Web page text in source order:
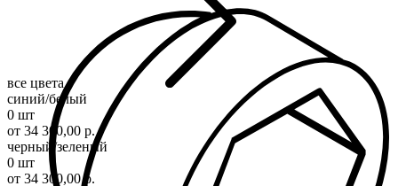
все цвета
синий/белый
0 шт
от 34 300,00 р.
черный/зеленый
0 шт
от 34 300,00 р.